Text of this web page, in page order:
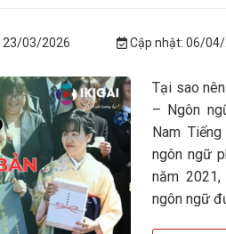
23/03/2026 Cập nhật: 06/04/
Tại sao
– Ngôn
Nam
ngôn ngữ
năm
ngôn ngữ